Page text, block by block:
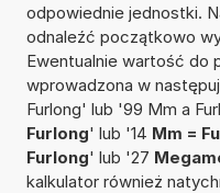
odpowiednie jednostki.
odnaleźć początkowo
Ewentualnie wartość do
wprowadzona w
Furlong' lub '99 Mm a
Furlong' lub '14 Mm =
Furlong' lub '27
kalkulator również